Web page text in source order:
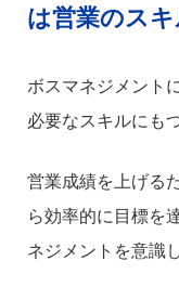
は営業のス
ボスマネジメント
必要なスキルにも
営業成績を上げる
ら効率的に目標を
ネジメントを意識